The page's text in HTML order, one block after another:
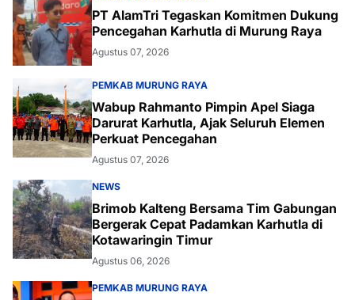
PT AlamTri Tegaskan Komitmen Dukung
Pencegahan Karhutla di Murung Raya
Agustus 07, 2026
PEMKAB MURUNG RAYA
Wabup Rahmanto Pimpin Apel Siaga
Darurat Karhutla, Ajak Seluruh Elemen
Perkuat Pencegahan
Agustus 07, 2026
NEWS
Brimob Kalteng Bersama Tim Gabungan
Bergerak Cepat Padamkan Karhutla di
Kotawaringin Timur
Agustus 06, 2026
PEMKAB MURUNG RAYA